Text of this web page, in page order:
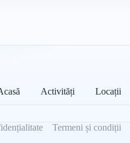
Activități Locații
Termeni și condiții